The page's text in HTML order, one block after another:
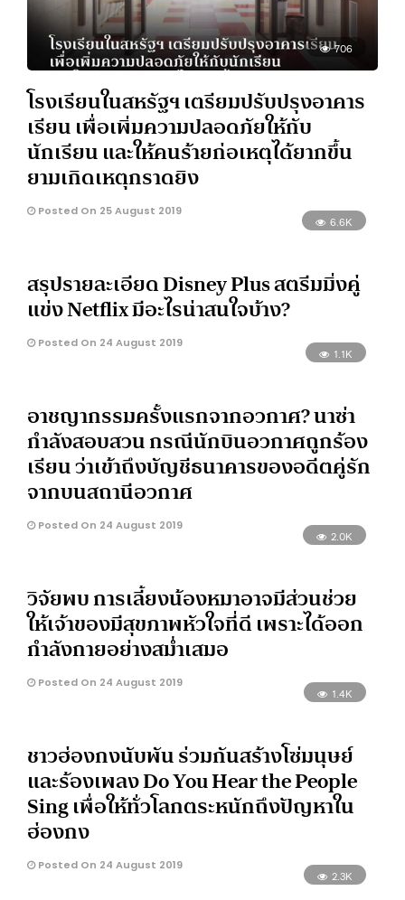
706
โรงเรียนในสหรัฐฯ เตรียมปรับปรุงอาคาร
เรียน เพื่อเพิ่มความปลอดภัยให้กับ
นักเรียน และให้คนร้ายก่อเหตุได้ยากขึ้น
ยามเกิดเหตุกราดยิง
Posted On 25 August 2019
6.6K
สรุปรายละเอียด Disney Plus สตรีมมิ่งคู่
แข่ง Netflix มีอะไรน่าสนใจบ้าง?
Posted On 24 August 2019
1.1K
อาชญากรรมครั้งแรกจากอวกาศ? นาซ่า
กำลังสอบสวน กรณีนักบินอวกาศถูกร้อง
เรียน ว่าเข้าถึงบัญชีธนาคารของอดีตคู่รัก
จากบนสถานีอวกาศ
Posted On 24 August 2019
2.0K
วิจัยพบ การเลี้ยงน้องหมาอาจมีส่วนช่วย
ให้เจ้าของมีสุขภาพหัวใจที่ดี เพราะได้ออก
กำลังกายอย่างสม่ำเสมอ
Posted On 24 August 2019
1.4K
ชาวฮ่องกงนับพัน ร่วมกันสร้างโซ่มนุษย์
และร้องเพลง Do You Hear the People
Sing เพื่อให้ทั่วโลกตระหนักถึงปัญหาใน
ฮ่องกง
Posted On 24 August 2019
2.3K